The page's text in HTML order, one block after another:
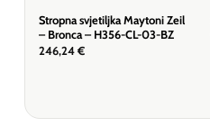
Stropna svjetiljka Maytoni Zeil
– Bronca – H356-CL-03-BZ
246,24 €